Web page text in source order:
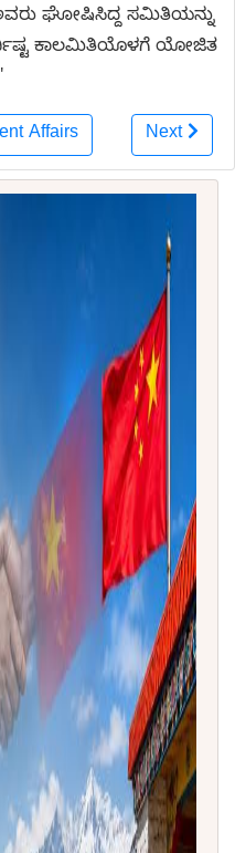
ಘೋಷಿಸಿದ್ದ ಸಮಿತಿಯನ್ನು
ಕಾಲಮಿತಿಯೊಳಗೆ ಯೋಜಿತ
Affairs Next